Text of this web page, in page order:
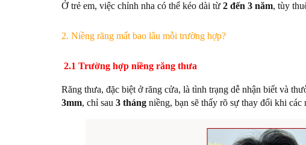
Ở trẻ em, việc chỉnh nha có thể kéo dài từ 2 đến 3 năm, tùy
2. Niềng răng mất bao lâu mỗi trường hợp?
2.1 Trường hợp niềng răng thưa
Răng thưa, đặc biệt ở răng cửa, là tình trạng dễ nhận biết và
3mm, chỉ sau 3 tháng niềng, bạn sẽ thấy rõ sự thay đổi khi